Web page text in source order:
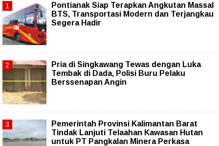
Pontianak Siap Terapkan Angkutan Massal
BTS, Transportasi Modern dan Terjangkau
Segera Hadir
Pria di Singkawang Tewas dengan Luka
Tembak di Dada, Polisi Buru Pelaku
Berssenapan Angin
Pemerintah Provinsi Kalimantan Barat
Tindak Lanjuti Telaahan Kawasan Hutan
untuk PT Pangkalan Minera Perkasa